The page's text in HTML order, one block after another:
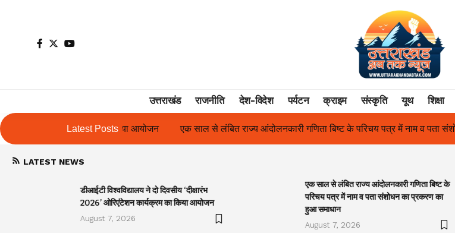
उत्तराखंड राजनीति देश-विदेश पर्यटन क्राइम संस्कृति यूथ शिक्षा
Latest Posts
आयोजन एक साल से लंबित राज्य आंदोलनकारी गणिता बिष्ट के परिचय पत्र में नाम व पता संशोधन का प्रकरण का हुआ समाधान
LATEST NEWS
डीआईटी विश्वविद्यालय ने दो दिवसीय ‘दीक्षारंभ
2026’ ओरिएंटेशन कार्यक्रम का किया आयोजन
August 7, 2026
एक साल से लंबित राज्य आंदोलनकारी गणिता बिष्ट के
परिचय पत्र में नाम व पता संशोधन का प्रकरण का
हुआ समाधान
August 7, 2026